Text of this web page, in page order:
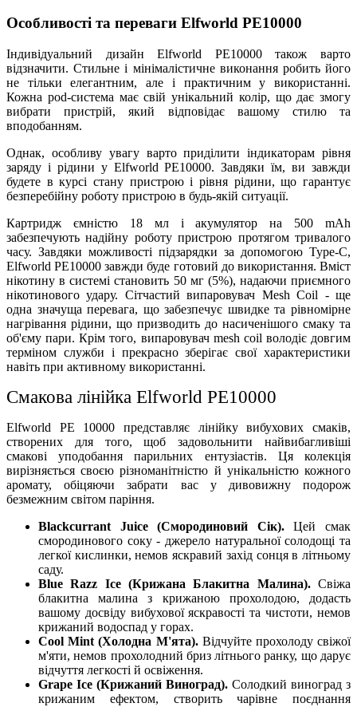
Особливості та переваги Elfworld PE10000
Індивідуальний дизайн Elfworld PE10000 також варто
відзначити. Стильне і мінімалістичне виконання робить його
не тільки елегантним, але і практичним у використанні.
Кожна pod-система має свій унікальний колір, що дає змогу
вибрати пристрій, який відповідає вашому стилю та
вподобанням.
Однак, особливу увагу варто приділити індикаторам рівня
заряду і рідини у Elfworld PE10000. Завдяки їм, ви завжди
будете в курсі стану пристрою і рівня рідини, що гарантує
безперебійну роботу пристрою в будь-якій ситуації.
Картридж ємністю 18 мл і акумулятор на 500 mAh
забезпечують надійну роботу пристрою протягом тривалого
часу. Завдяки можливості підзарядки за допомогою Type-С,
Elfworld PE10000 завжди буде готовий до використання. Вміст
нікотину в системі становить 50 мг (5%), надаючи приємного
нікотинового удару. Сітчастий випаровувач Mesh Coil - ще
одна значуща перевага, що забезпечує швидке та рівномірне
нагрівання рідини, що призводить до насиченішого смаку та
об'єму пари. Крім того, випаровувач mesh coil володіє довгим
терміном служби і прекрасно зберігає свої характеристики
навіть при активному використанні.
Смакова лінійка Elfworld PE10000
Elfworld PE 10000 представляє лінійку вибухових смаків,
створених для того, щоб задовольнити найвибагливіші
смакові уподобання парильних ентузіастів. Ця колекція
вирізняється своєю різноманітністю й унікальністю кожного
аромату, обіцяючи забрати вас у дивовижну подорож
безмежним світом паріння.
Blackcurrant Juice (Смородиновий Сік).Цей смак
смородинового соку - джерело натуральної солодощі та
легкої кислинки, немов яскравий захід сонця в літньому
саду.
Blue Razz Ice (Крижана Блакитна Малина). Свіжа
блакитна малина з крижаною прохолодою, додасть
вашому досвіду вибухової яскравості та чистоти, немов
крижаний водоспад у горах.
Cool Mint (Холодна М'ята). Відчуйте прохолоду свіжої
м'яти, немов прохолодний бриз літнього ранку, що дарує
відчуття легкості й освіження.
Grape Ice (Крижаний Виноград). Солодкий виноград з
крижаним ефектом, створить чарівне поєднання